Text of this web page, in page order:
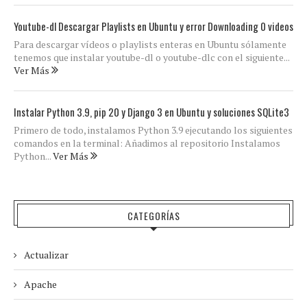
Youtube-dl Descargar Playlists en Ubuntu y error Downloading 0 videos
Para descargar vídeos o playlists enteras en Ubuntu sólamente
tenemos que instalar youtube-dl o youtube-dlc con el siguiente...
Ver Más
Instalar Python 3.9, pip 20 y Django 3 en Ubuntu y soluciones SQLite3
Primero de todo, instalamos Python 3.9 ejecutando los siguientes
comandos en la terminal: Añadimos al repositorio Instalamos
Python...Ver Más
CATEGORÍAS
Actualizar
Apache